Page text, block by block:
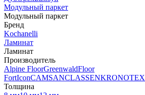
Модульный паркет
Модульный паркет
Бренд
Kochanelli
Ламинат
Ламинат
Производитель
Alpine FloorGreenwaldFloor
FortIconCAMSANCLASSENKRONOTEX
Толщина